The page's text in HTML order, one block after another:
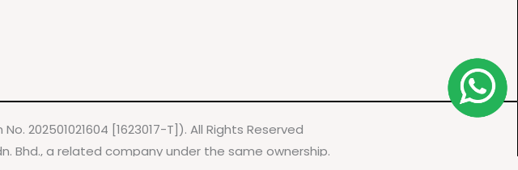
202501021604 [1623017-T]). All Rights Reserved
Bhd., a related company under the same ownership.